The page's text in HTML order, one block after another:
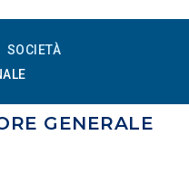
SOCIETÀ
GENERALE